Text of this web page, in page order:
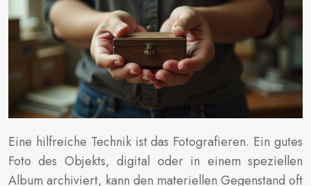
Eine hilfreiche Technik ist das Fotografieren. Ein gutes
Foto des Objekts, digital oder in einem speziellen
Album archiviert, kann den materiellen Gegenstand oft